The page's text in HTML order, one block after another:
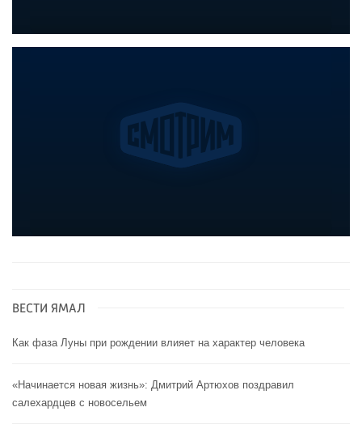
ВЕСТИ ЯМАЛ
Как фаза Луны при рождении влияет на характер человека
«Начинается новая жизнь»: Дмитрий Артюхов поздравил
салехардцев с новосельем